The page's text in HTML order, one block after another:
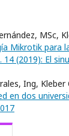
MSc,
Mikrotik para
14 (2019): El
Ing,
en dos